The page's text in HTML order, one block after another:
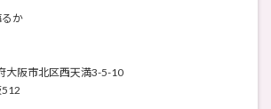
か
阪市北区西天満3-5-10